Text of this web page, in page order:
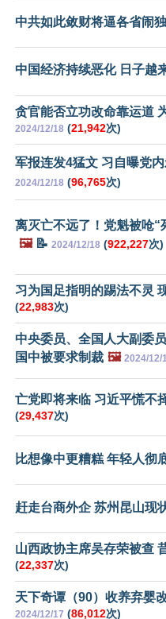
中共如此敛财将逼各省闹
中国经济持续恶化 日子越
贪官能否立功改命靠运道
2024/12/18 (21,942次)
军报连发4猛文 习自曝党
2024/12/18 (96,765次)
离灭亡不远了！党魁被呛“
🖼️📝 2024/12/18 (922,227次)
习为国足指明的踢法不灵
(22,983次)
中央委员、全国人大副委
国中被要求制裁 🖼️ 2024/12/
亡党即将来临 习近平慌不
(29,437次)
比想像中更糟糕 年轻人彻
赶走台商外企 苏州昆山现
山西政协主席吴存荣被查
(22,337次)
天下奇谭（90）收养弃婴
2024/12/17 (86,012次)